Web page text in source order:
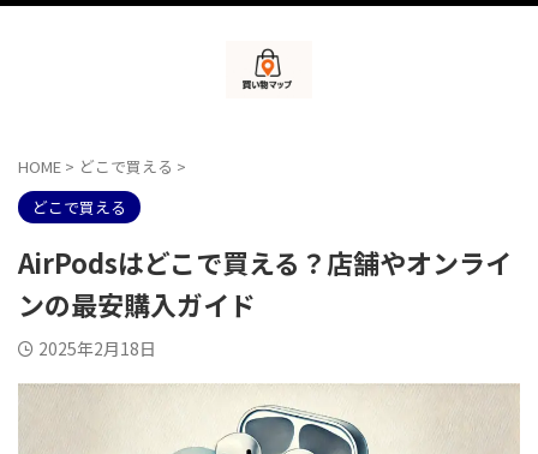
HOME > どこで買える >
どこで買える
AirPodsはどこで買える？店舗やオンライ
ンの最安購入ガイド
2025年2月18日